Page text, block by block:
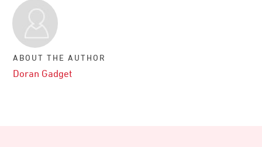
ABOUT THE AUTHOR
Doran Gadget